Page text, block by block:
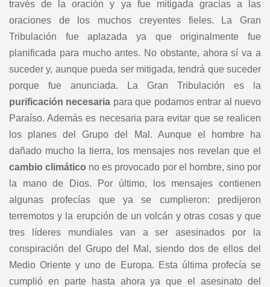
través de la oración y ya fue mitigada gracias a las
oraciones de los muchos creyentes fieles. La Gran
Tribulación fue aplazada ya que originalmente fue
planificada para mucho antes. No obstante, ahora sí va a
suceder y, aunque pueda ser mitigada, tendrá que suceder
porque fue anunciada. La Gran Tribulación es la
purificación necesaria para que podamos entrar al nuevo
Paraíso. Además es necesaria para evitar que se realicen
los planes del Grupo del Mal. Aunque el hombre ha
dañado mucho la tierra, los mensajes nos revelan que el
cambio climático no es provocado por el hombre, sino por
la mano de Dios. Por último, los mensajes contienen
algunas profecías que ya se cumplieron: predijeron
terremotos y la erupción de un volcán y otras cosas y que
tres líderes mundiales van a ser asesinados por la
conspiración del Grupo del Mal, siendo dos de ellos del
Medio Oriente y uno de Europa. Esta última profecía se
cumplió en parte hasta ahora ya que el asesinato del